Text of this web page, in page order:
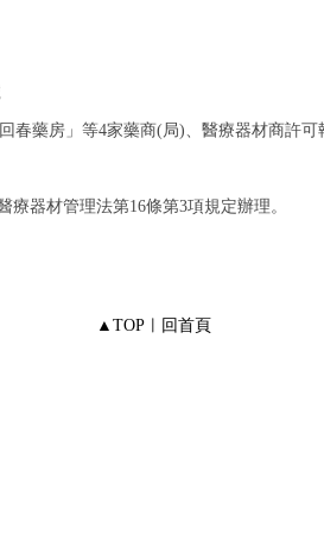
春藥房」等4家藥商(局)、醫療器材商許可
療器材管理法第16條第3項規定辦理。
▲TOP︱ 回首頁